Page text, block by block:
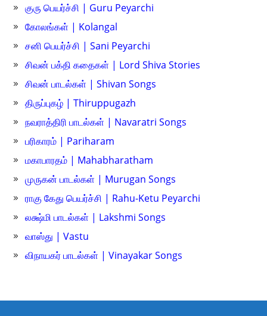
குரு பெயர்ச்சி | Guru Peyarchi
கோலங்கள் | Kolangal
சனி பெயர்ச்சி | Sani Peyarchi
சிவன் பக்தி கதைகள் | Lord Shiva Stories
சிவன் பாடல்கள் | Shivan Songs
திருப்புகழ் | Thiruppugazh
நவராத்திரி பாடல்கள் | Navaratri Songs
பரிகாரம் | Pariharam
மகாபாரதம் | Mahabharatham
முருகன் பாடல்கள் | Murugan Songs
ராகு கேது பெயர்ச்சி | Rahu-Ketu Peyarchi
லக்ஷ்மி பாடல்கள் | Lakshmi Songs
வாஸ்து | Vastu
விநாயகர் பாடல்கள் | Vinayakar Songs